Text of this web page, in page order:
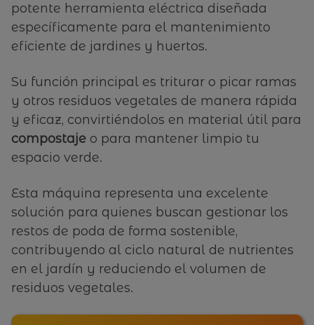
potente herramienta eléctrica diseñada
específicamente para el mantenimiento
eficiente de jardines y huertos.
Su función principal es triturar o picar ramas
y otros residuos vegetales de manera rápida
y eficaz, convirtiéndolos en material útil para
compostaje o para mantener limpio tu
espacio verde.
Esta máquina representa una excelente
solución para quienes buscan gestionar los
restos de poda de forma sostenible,
contribuyendo al ciclo natural de nutrientes
en el jardín y reduciendo el volumen de
residuos vegetales.